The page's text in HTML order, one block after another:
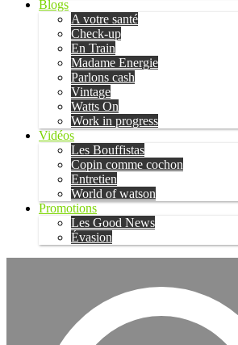
Blogs
A votre santé
Check-up
En Train
Madame Energie
Parlons cash
Vintage
Watts On
Work in progress
Vidéos
Les Bouffistas
Copin comme cochon
Entretien
World of watson
Promotions
Les Good News
Évasion